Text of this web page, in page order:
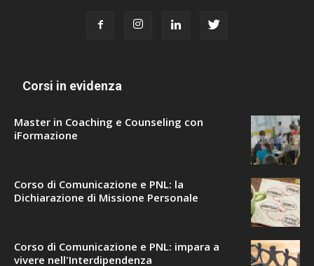
Corsi in evidenza
Master in Coaching e Counseling con
iFormazione
Corso di Comunicazione e PNL: la
Dichiarazione di Missione Personale
Corso di Comunicazione e PNL: impara a
vivere nell'Interdipendenza